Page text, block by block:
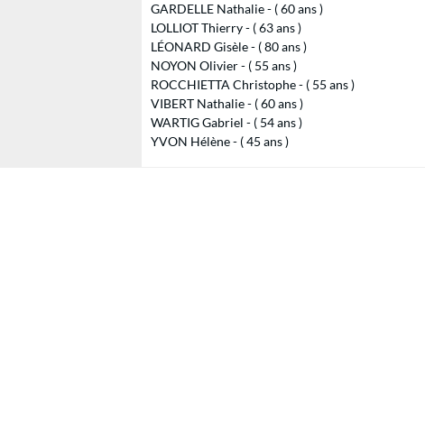
GARDELLE Nathalie - ( 60 ans )
LOLLIOT Thierry - ( 63 ans )
LÉONARD Gisèle - ( 80 ans )
NOYON Olivier - ( 55 ans )
ROCCHIETTA Christophe - ( 55 ans )
VIBERT Nathalie - ( 60 ans )
WARTIG Gabriel - ( 54 ans )
YVON Hélène - ( 45 ans )